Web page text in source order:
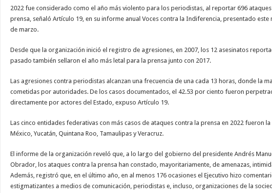
2022 fue considerado como el año más violento para los periodistas, al reportar 696
prensa, señaló Artículo 19, en su informe anual Voces contra la Indiferencia, presentado este
de marzo.
Desde que la organización inició el registro de agresiones, en 2007, los 12 asesinatos
pasado también sellaron el año más letal para la prensa junto con 2017.
Las agresiones contra periodistas alcanzan una frecuencia de una cada 13 horas, donde la
cometidas por autoridades. De los casos documentados, el 42.53 por ciento fueron
directamente por actores del Estado, expuso Artículo 19.
Las cinco entidades federativas con más casos de ataques contra la prensa en 2022 fueron
México, Yucatán, Quintana Roo, Tamaulipas y Veracruz.
El informe de la organización reveló que, a lo largo del gobierno del presidente Andrés
Obrador, los ataques contra la prensa han constado, mayoritariamente, de amenazas,
Además, registró que, en el último año, en al menos 176 ocasiones el Ejecutivo hizo
estigmatizantes a medios de comunicación, periodistas e, incluso, organizaciones de la